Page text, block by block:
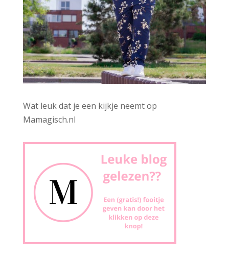
Wat leuk dat je een kijkje neemt op
Mamagisch.nl